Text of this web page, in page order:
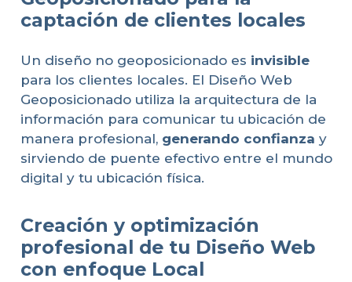
captación de clientes locales
Un diseño no geoposicionado es invisible
para los clientes locales. El Diseño Web
Geoposicionado utiliza la arquitectura de la
información para comunicar tu ubicación de
manera profesional, generando confianza y
sirviendo de puente efectivo entre el mundo
digital y tu ubicación física.
Creación y optimización
profesional de tu Diseño Web
con enfoque Local